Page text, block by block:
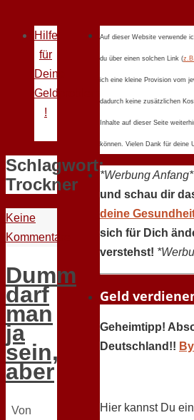
Hilfe
für
Deine
Geldprobleme
!
Schlagwort:
Trockner
Keine
Kommentare
Dumm
darf
man
ja
sein,
aber
Von
Auf dieser Website verwende
du über einen solchen Link (
ich eine kleine Provision vom
dadurch keine zusätzlichen
Inhalte auf dieser Seite
können. Vielen Dank für deine
*Werbung Anfang*
und schau dir
deine
sich für Dich
verstehst!
Geld
Geheimtipp!
Deutschland!!
Hier kannst Du